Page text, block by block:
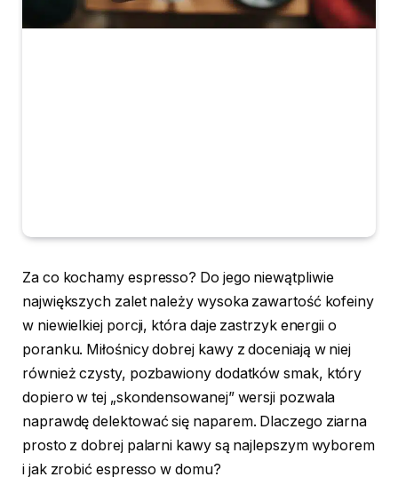
Za co kochamy espresso? Do jego niewątpliwie
największych zalet należy wysoka zawartość kofeiny
w niewielkiej porcji, która daje zastrzyk energii o
poranku. Miłośnicy dobrej kawy z doceniają w niej
również czysty, pozbawiony dodatków smak, który
dopiero w tej „skondensowanej” wersji pozwala
naprawdę delektować się naparem. Dlaczego ziarna
prosto z dobrej palarni kawy są najlepszym wyborem
i jak zrobić espresso w domu?